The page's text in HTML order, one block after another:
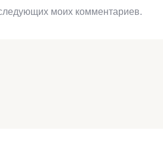
моих комментариев.